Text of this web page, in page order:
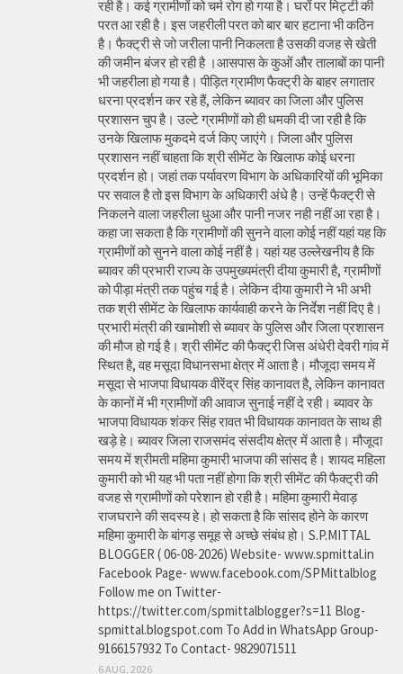
रही है। कई ग्रामीणों को चर्म रोग हो गया है। घरों पर मिट्टी की
परत आ रही है। इस जहरीली परत को बार बार हटाना भी कठिन
है। फैक्ट्री से जो जरीला पानी निकलता है उसकी वजह से खेती
की जमीन बंजर हो रही है ।आसपास के कुओं और तालाबों का पानी
भी जहरीला हो गया है। पीड़ित ग्रामीण फैक्ट्री के बाहर लगातार
धरना प्रदर्शन कर रहे हैं, लेकिन ब्यावर का जिला और पुलिस
प्रशासन चुप है। उल्टे ग्रामीणों को ही धमकी दी जा रही है कि
उनके खिलाफ मुकदमे दर्ज किए जाएंगे। जिला और पुलिस
प्रशासन नहीं चाहता कि श्री सीमेंट के खिलाफ कोई धरना
प्रदर्शन हो। जहां तक पर्यावरण विभाग के अधिकारियों की भूमिका
पर सवाल है तो इस विभाग के अधिकारी अंधे है। उन्हें फैक्ट्री से
निकलने वाला जहरीला धुआ और पानी नजर नही नहीं आ रहा है।
कहा जा सकता है कि ग्रामीणों की सुनने वाला कोई नहीं यहां यह कि
ग्रामीणों को सुनने वाला कोई नहीं है। यहां यह उल्लेखनीय है कि
ब्यावर की प्रभारी राज्य के उपमुख्यमंत्री दीया कुमारी है, ग्रामीणों
को पीड़ा मंत्री तक पहुंच गई है। लेकिन दीया कुमारी ने भी अभी
तक श्री सीमेंट के खिलाफ कार्यवाही करने के निर्देश नहीं दिए है।
प्रभारी मंत्री की खामोशी से ब्यावर के पुलिस और जिला प्रशासन
की मौज हो गई है। श्री सीमेंट की फैक्ट्री जिस अंधेरी देवरी गांव में
स्थित है, वह मसूदा विधानसभा क्षेत्र में आता है। मौजूदा समय में
मसूदा से भाजपा विधायक वीरेंद्र सिंह कानावत है, लेकिन कानावत
के कानों में भी ग्रामीणों की आवाज सुनाई नहीं दे रही। ब्यावर के
भाजपा विधायक शंकर सिंह रावत भी विधायक कानावत के साथ ही
खड़े हे। ब्यावर जिला राजसमंद संसदीय क्षेत्र में आता है। मौजूदा
समय में श्रीमती महिमा कुमारी भाजपा की सांसद है। शायद महिला
कुमारी को भी यह भी पता नहीं होगा कि श्री सीमेंट की फैक्ट्री की
वजह से ग्रामीणों को परेशान हो रही है। महिमा कुमारी मेवाड़
राजघराने की सदस्य हे। हो सकता है कि सांसद होने के कारण
महिमा कुमारी के बांगड़ समूह से अच्छे संबंध हो। S.P.MITTAL
BLOGGER ( 06-08-2026) Website- www.spmittal.in
Facebook Page- www.facebook.com/SPMittalblog
Follow me on Twitter-
https://twitter.com/spmittalblogger?s=11 Blog-
spmittal.blogspot.com To Add in WhatsApp Group-
9166157932 To Contact- 9829071511
6 AUG, 2026